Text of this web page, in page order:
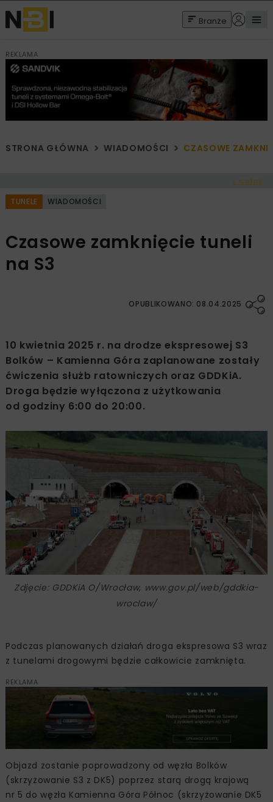
Branże
REKLAMA
STRONA GŁÓWNA WIADOMOŚCI CZASOWE
< Cofnij
TUNELE WIADOMOŚCI
Czasowe zamknięcie tuneli
na S3
OPUBLIKOWANO: 08.04.2025
10 kwietnia 2025 r. na drodze ekspresowej S3
Bolków – Kamienna Góra zaplanowane zostały
ćwiczenia służb ratowniczych oraz GDDKiA.
Droga będzie wyłączona z użytkowania
od godziny 6:00 do 20:00.
Zdjęcie: GDDKiA O/Wrocław, www.gov.pl/web/gddkia-
wroclaw/
Podczas planowanych działań droga ekspresowa S3 wraz
z tunelami drogowymi będzie całkowicie zamknięta.
REKLAMA
Objazd zostanie poprowadzony od węzła Bolków
(skrzyżowanie S3 z DK5) poprzez starą drogą krajową
nr 5 do węzła Kamienna Góra Północ (skrzyżowanie DK5